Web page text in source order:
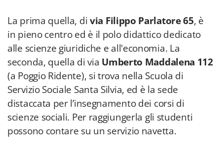
La prima quella, divia Filippo Parlatore 65, è
in pieno centro ed è il polo didattico dedicato
alle scienze giuridiche e all'economia. La
seconda, quella di via Umberto Maddalena 112
(a Poggio Ridente), si trova nella Scuola di
Servizio Sociale Santa Silvia, ed è la sede
distaccata per l’insegnamento dei corsi di
scienze sociali. Per raggiungerla gli studenti
possono contare su un servizio navetta.